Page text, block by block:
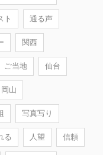
ト 通る声
関西
ご当地 仙台
岡山
写真写り
る 人望 信頼